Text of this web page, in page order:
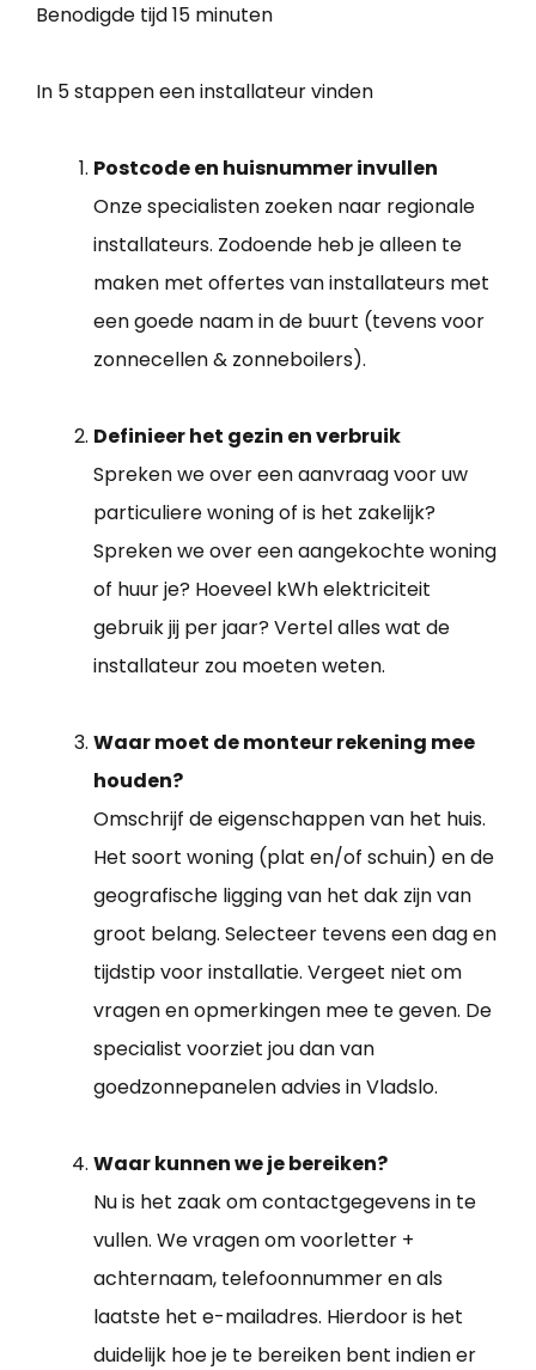
Benodigde tijd15 minuten
In 5 stappen een installateur vinden
Postcode en huisnummer invullen
Onze specialisten zoeken naar regionale
installateurs. Zodoende heb je alleen te
maken met offertes van installateurs met
een goede naam in de buurt (tevens voor
zonnecellen & zonneboilers).
Definieer het gezin en verbruik
Spreken we over een aanvraag voor uw
particuliere woning of is het zakelijk?
Spreken we over een aangekochte woning
of huur je? Hoeveel kWh elektriciteit
gebruik jij per jaar? Vertel alles wat de
installateur zou moeten weten.
Waar moet de monteur rekening mee
houden?
Omschrijf de eigenschappen van het huis.
Het soort woning (plat en/of schuin) en de
geografische ligging van het dak zijn van
groot belang. Selecteer tevens een dag en
tijdstip voor installatie. Vergeet niet om
vragen en opmerkingen mee te geven. De
specialist voorziet jou dan van
goedzonnepanelen advies in Vladslo.
Waar kunnen we je bereiken?
Nu is het zaak om contactgegevens in te
vullen. We vragen om voorletter +
achternaam, telefoonnummer en als
laatste het e-mailadres. Hierdoor is het
duidelijk hoe je te bereiken bent indien er